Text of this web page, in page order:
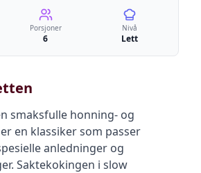
Porsjoner
6
Nivå
Lett
smaksfulle honning- og
en klassiker som passer
anledninger og
Saktekokingen i slow